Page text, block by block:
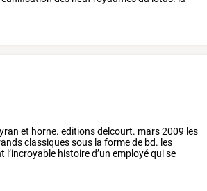
et horne. editionsdelcourt. mars2009 les
classiquessous la formede bd. les
l’incroyable histoired’un employéquise